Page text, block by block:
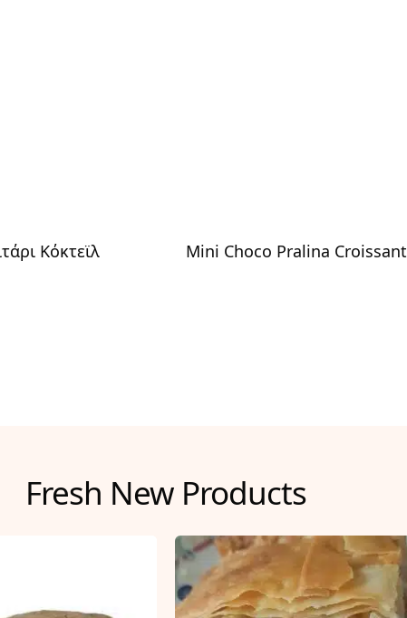
Κόκτεϊλ
Mini Choco Pralina Croissant
Fresh New Products